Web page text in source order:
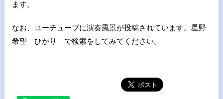
ます。
なお、ユーチューブに演奏風景が投稿されています。星野
希望 ひかり で検索をしてみてください。